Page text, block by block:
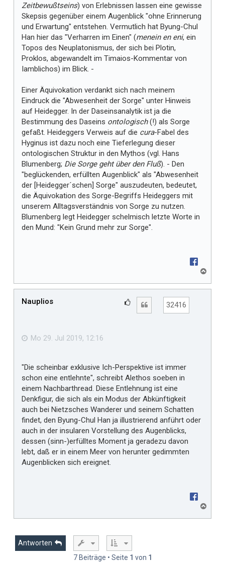
Zeitbewußtseins) von Erlebnissen lassen eine gewisse
Skepsis gegenüber einem Augenblick "ohne Erinnerung
und Erwartung" entstehen. Vermutlich hat Byung-Chul
Han hier das "Verharren im Einen" (menein en eni, ein
Topos des Neuplatonismus, der sich bei Plotin,
Proklos, abgewandelt im Timaios-Kommentar von
Iamblichos) im Blick. -
Einer Äquivokation verdankt sich nach meinem
Eindruck die "Abwesenheit der Sorge" unter Hinweis
auf Heidegger. In der Daseinsanalytik ist ja die
Bestimmung des Daseins ontologisch(!) als Sorge
gefaßt. Heideggers Verweis auf die cura-Fabel des
Hyginus ist dazu noch eine Tieferlegung dieser
ontologischen Struktur in den Mythos (vgl. Hans
Blumenberg; Die Sorge geht über den Fluß). - Den
"beglückenden, erfüllten Augenblick" als "Abwesenheit
der [Heidegger´schen] Sorge" auszudeuten, bedeutet,
die Äquivokation des Sorge-Begriffs Heideggers mit
unserem Alltagsverständnis von Sorge zu nutzen.
Blumenberg legt Heidegger schelmisch letzte Worte in
den Mund: "Kein Grund mehr zur Sorge".
c
Nauplios
t
m
i
r
32416
Mo 29. Jul 2019, 12:16
"Die scheinbar exklusive Ich-Perspektive ist immer
schon eine entlehnte", schreibt Alethos soeben in
einem Nachbarthread. Diese Entlehnung ist eine
Denkfigur, die sich als ein Modus der Abkünftigkeit
auch bei Nietzsches Wanderer und seinem Schatten
findet, den Byung-Chul Han ja illustrierend anführt oder
auch in der insularen Vorstellung des Augenblicks,
dessen (sinn-)erfülltes Moment ja geradezu davon
lebt, daß er in einem Meer von herunter gedimmten
Augenblicken sich ereignet.
Antworten
7 Beiträge • Seite 1 von 1